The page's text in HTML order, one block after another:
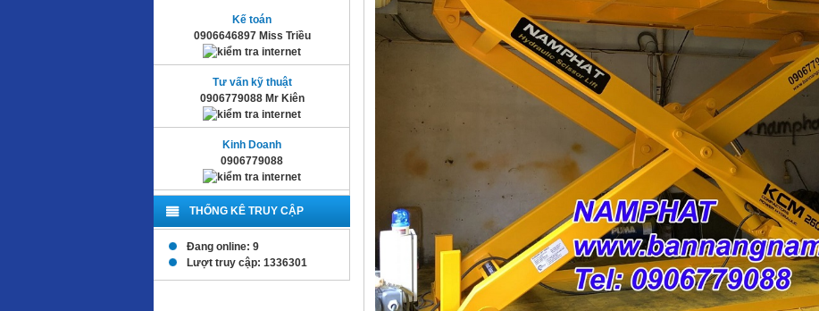
Kế toán
0906646897 Miss Triều
Tư vấn kỹ thuật
0906779088 Mr Kiên
Kinh Doanh
0906779088
THỐNG KÊ TRUY CẬP
Đang online: 9
Lượt truy cập: 1336301